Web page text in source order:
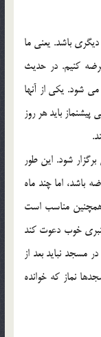
باشد. یعنی ما
عرضه کنیم. در حدیث
شود. یکی از آنها
باید هر روز
شود. این طور
باشد، اما چند ماه
مناسب است
خوب دعوت کند
مسجد نباید بعد از
نماز که خوانده